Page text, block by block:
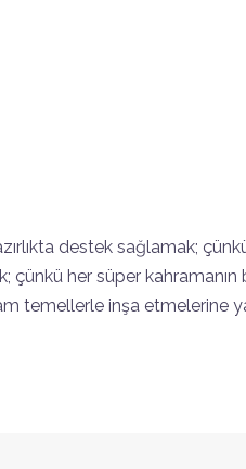
destek sağlamak;
her süper kahramanın
temellerle inşa etmelerine